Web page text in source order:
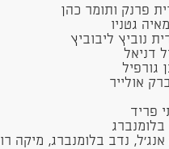
פרנק ותומר כהן
גטניו
נוביץ ליבוביץ
דניאל
גורפיל​
אולייר
פריד
נדב בלומנברג, מיקה